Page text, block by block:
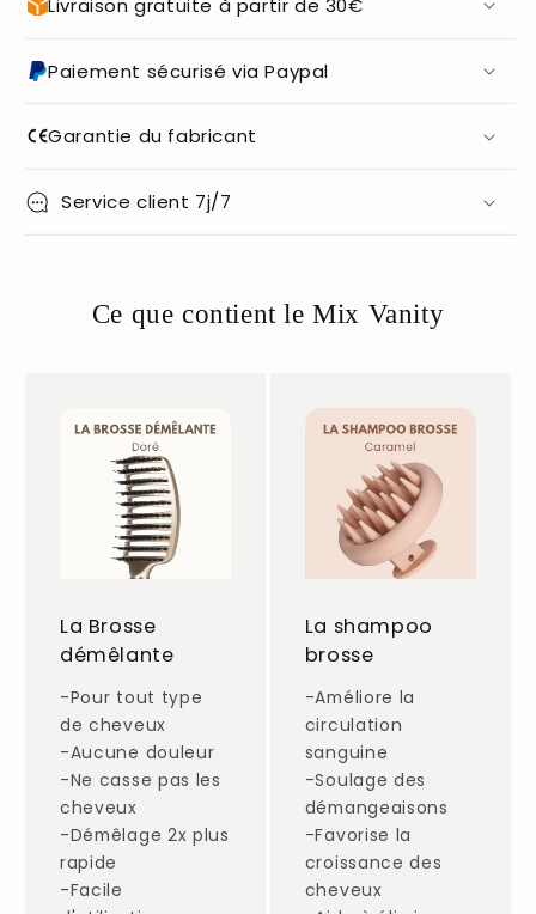
Livraison gratuite à partir de 30€
Paiement sécurisé via Paypal
Garantie du fabricant
Service client 7j/7
Ce que contient le Mix Vanity
La Brosse
démêlante
-Pour tout type
de cheveux
-Aucune douleur
-Ne casse pas les
cheveux
-Démêlage 2x plus
rapide
-Facile
La shampoo
brosse
-Améliore la
circulation
sanguine
-Soulage des
démangeaisons
-Favorise la
croissance des
cheveux